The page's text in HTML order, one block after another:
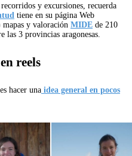
y excursiones, recuerda
tiene en su página Web
mapas y valoración MIDE de 210
las 3 provincias aragonesas.
reels
hacer una idea general en pocos